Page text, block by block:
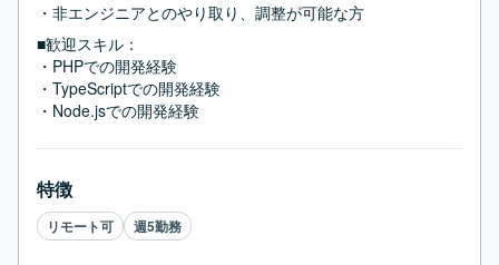
・非エンジニアとのやり取り、調整が可能な方
■歓迎スキル：
・PHPでの開発経験
・TypeScriptでの開発経験
・Node.jsでの開発経験
特徴
リモート可 週5勤務